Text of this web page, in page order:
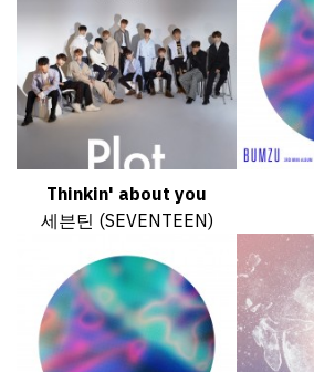
Thinkin' about you
세븐틴 (SEVENTEEN)